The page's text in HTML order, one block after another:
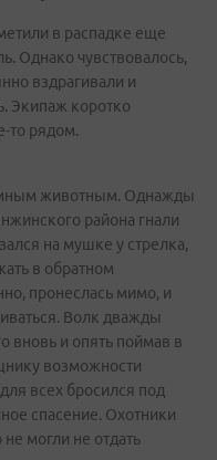
в распадке еще
Однако чувствовалось,
вздрагивали и
Экипаж коротко
то рядом.
животным. Однажды
района гнали
на мушке у стрелка,
в обратном
пронеслась мимо, и
Волк дважды
вновь и опять поймав в
возможности
всех бросился под
спасение. Охотники
могли не отдать